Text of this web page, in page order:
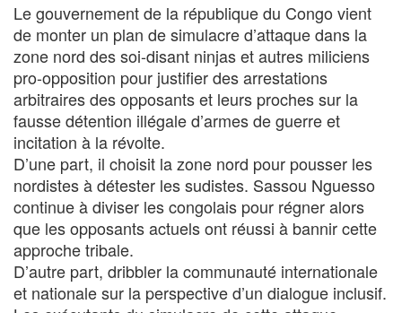
Le gouvernement de la république du Congo vient
de monter un plan de simulacre d’attaque dans la
zone nord des soi-disant ninjas et autres miliciens
pro-opposition pour justifier des arrestations
arbitraires des opposants et leurs proches sur la
fausse détention illégale d’armes de guerre et
incitation à la révolte.
D’une part, il choisit la zone nord pour pousser les
nordistes à détester les sudistes. Sassou Nguesso
continue à diviser les congolais pour régner alors
que les opposants actuels ont réussi à bannir cette
approche tribale.
D’autre part, dribbler la communauté internationale
et nationale sur la perspective d’un dialogue inclusif.